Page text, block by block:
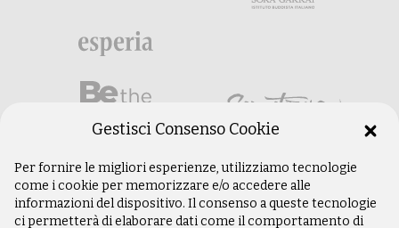
Gestisci Consenso Cookie
Per fornire le migliori esperienze, utilizziamo tecnologie
come i cookie per memorizzare e/o accedere alle
informazioni del dispositivo. Il consenso a queste tecnologie
ci permetterà di elaborare dati come il comportamento di